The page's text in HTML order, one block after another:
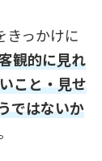
きっかけに
観的に見れ
こと・見せ
ではないか